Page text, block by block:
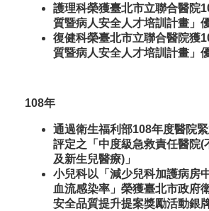
護理科榮獲臺北市立聯合醫院
質暨病人安全人才培訓計畫」
復健科榮臺北市立聯合醫院獲
質暨病人安全人才培訓計畫」
108年
通過衛生福利部108年度醫院
評定之「中度級急救責任醫院(
及新生兒醫療)」
小兒科以「減少兒科加護病房
血流感染率」榮獲臺北市政府
安全品質提升提案獎勵活動銀